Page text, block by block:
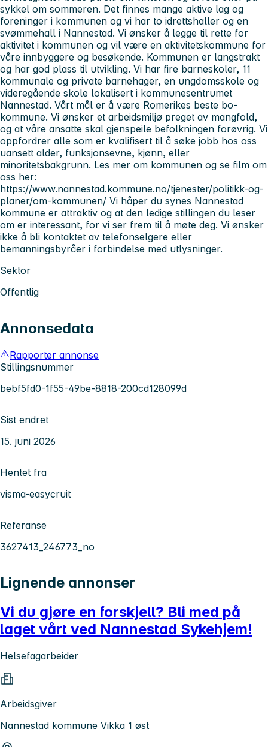
sykkel om sommeren. Det finnes mange aktive lag og
foreninger i kommunen og vi har to idrettshaller og en
svømmehall i Nannestad. Vi ønsker å legge til rette for
aktivitet i kommunen og vil være en aktivitetskommune for
våre innbyggere og besøkende. Kommunen er langstrakt
og har god plass til utvikling. Vi har fire barneskoler, 11
kommunale og private barnehager, en ungdomsskole og
videregående skole lokalisert i kommunesentrumet
Nannestad. Vårt mål er å være Romerikes beste bo-
kommune. Vi ønsker et arbeidsmiljø preget av mangfold,
og at våre ansatte skal gjenspeile befolkningen forøvrig. Vi
oppfordrer alle som er kvalifisert til å søke jobb hos oss
uansett alder, funksjonsevne, kjønn, eller
minoritetsbakgrunn. Les mer om kommunen og se film om
oss her:
https://www.nannestad.kommune.no/tjenester/politikk-og-
planer/om-kommunen/ Vi håper du synes Nannestad
kommune er attraktiv og at den ledige stillingen du leser
om er interessant, for vi ser frem til å møte deg. Vi ønsker
ikke å bli kontaktet av telefonselgere eller
bemanningsbyråer i forbindelse med utlysninger.
Sektor
Offentlig
Annonsedata
Rapporter annonse
Stillingsnummer
bebf5fd0-1f55-49be-8818-200cd128099d
Sist endret
15. juni 2026
Hentet fra
visma-easycruit
Referanse
3627413_246773_no
Lignende annonser
Vi du gjøre en forskjell? Bli med på
laget vårt ved Nannestad Sykehjem!
Helsefagarbeider
Arbeidsgiver
Nannestad kommune Vikka 1 øst